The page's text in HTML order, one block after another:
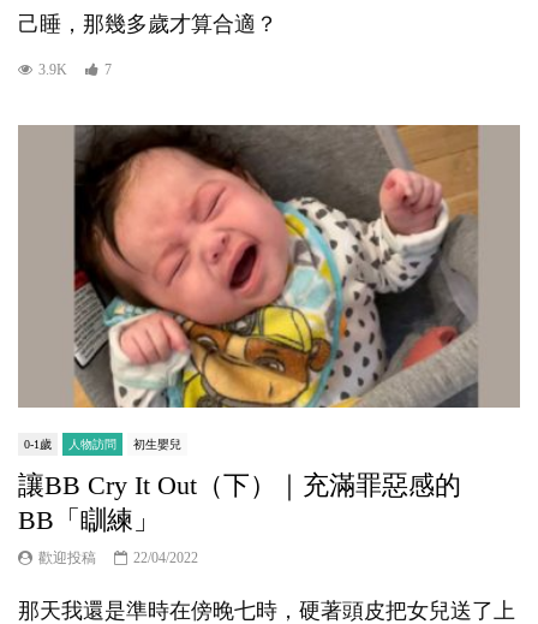
己睡，那幾多歲才算合適？
3.9K 7
0-1歲 人物訪問 初生嬰兒
讓BB Cry It Out（下）｜充滿罪惡感的
BB「瞓練」
歡迎投稿 22/04/2022
那天我還是準時在傍晚七時，硬著頭皮把女兒送了上